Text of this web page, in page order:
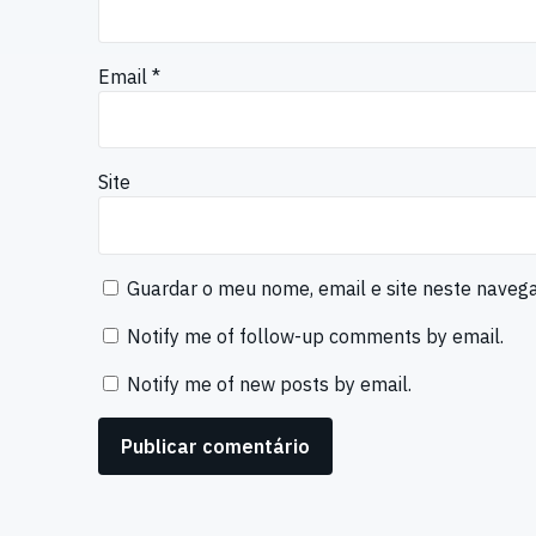
Email *
Site
Guardar o meu nome, email e site neste
Notify me of follow-up comments by email.
Notify me of new posts by email.